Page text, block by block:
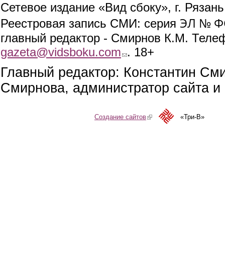
Сетевое издание «Вид сбоку», г.
Реестровая запись СМИ: серия ЭЛ №
главный редактор - Смирнов К.М.
gazeta@vidsboku.com (link sends e-mail)
. 18+
Главный редактор: Константин
Смирнова, администратор сайта
Создание сайтов(link is external)«Три-В»